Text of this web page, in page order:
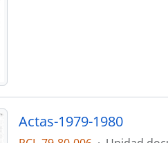
Actas-1979-1980